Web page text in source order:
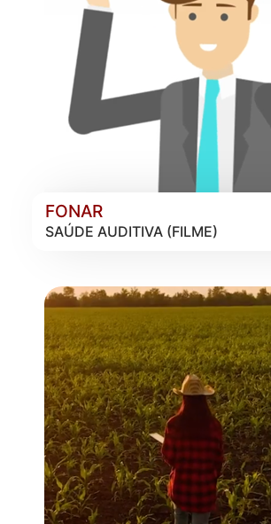
FONAR
SAÚDE AUDITIVA (FILME)